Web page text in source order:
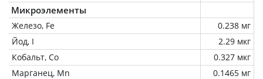
Микроэлементы
Железо, Fe
0.238 мг
Йод, I
2.29 мкг
Кобальт, Co
0.327 мкг
Марганец, Mn
0.1465 мг